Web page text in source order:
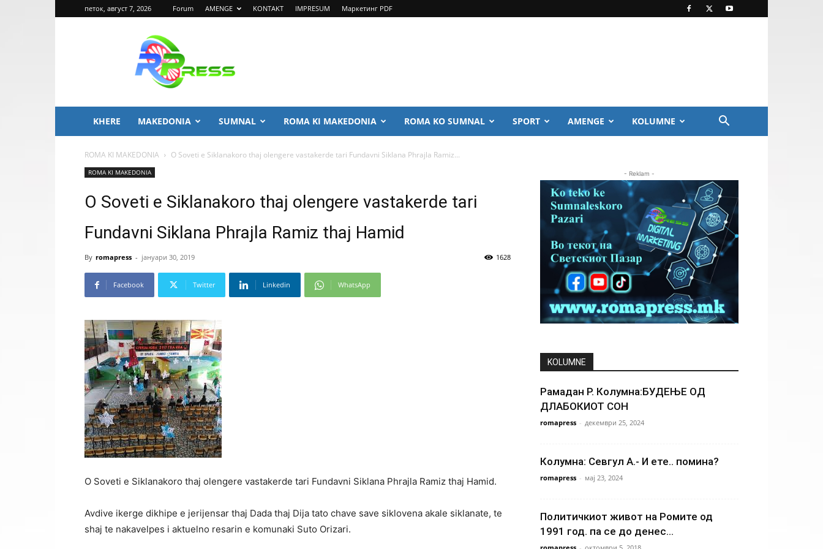
петок, август 7, 2026 Forum AMENGE KONTAKT IMPRESUM Маркетинг PDF
PRESS
KHERE MAKEDONIA SUMNAL ROMA KI MAKEDONIA ROMA KO SUMNAL SPORT AMENGE KOLUMNE
ROMA KI MAKEDONIA O Soveti e Siklanakoro thaj olengere vastakerde tari Fundavni Siklana Phrajla Ramiz...
ROMA KI MAKEDONIA
O Soveti e Siklanakoro thaj olengere vastakerde tari
Fundavni Siklana Phrajla Ramiz thaj Hamid
By romapress - јануари 30, 2019 1628
Facebook Twitter Linkedin WhatsApp
O Soveti e Siklanakoro thaj olengere vastakerde tari Fundavni Siklana Phrajla Ramiz thaj Hamid.
Avdive ikerge dikhipe e jerijensar thaj Dada thaj Dija tato chave save siklovena akale siklanate, te
shaj te nakavelpes i aktuelno resarin e komunaki Suto Orizari.
- Reklam -
KOLUMNE
Рамадан Р. Колумна:БУДЕЊЕ ОД
ДЛАБОКИОТ СОН
romapress - декември 25, 2024
Колумна: Севгул А.- И ете.. помина?
romapress - мај 23, 2024
Политичкиот живот на Ромите од
1991 год. па се до денес…